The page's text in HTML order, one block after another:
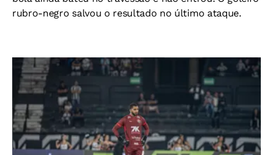
rubro-negro salvou o resultado no último ataque.